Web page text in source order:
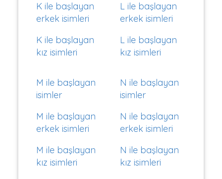
K ile başlayan
erkek isimleri
K ile başlayan
kız isimleri
L ile başlayan
erkek isimleri
L ile başlayan
kız isimleri
M ile başlayan
isimler
M ile başlayan
erkek isimleri
M ile başlayan
kız isimleri
N ile başlayan
isimler
N ile başlayan
erkek isimleri
N ile başlayan
kız isimleri